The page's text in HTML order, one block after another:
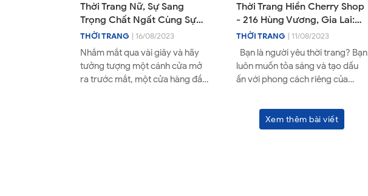
Thời Trang Nữ, Sự Sang
Trọng Chất Ngất Cùng Sự
Khó Cưỡng Khó Tin Ở Hiền
Cherry Shop 216 Hùng
Vương, Tp Pleiku, Tỉnh Gia Lai
THỜI TRANG | 16/08/2023
Nhắm mắt qua vài giây và hãy
tưởng tượng một cánh cửa mở
ra trước mắt, một cửa hàng đầy
Thời Trang Hiền Cherry Shop
- 216 Hùng Vương, Gia Lai:
Nơi đẳng cấp chạm ngưỡng
cái đẹp hoàn hảo
THỜI TRANG | 11/08/2023
Bạn là người yêu thời trang? Bạn
luôn muốn tỏa sáng và tạo dấu
ấn với phong cách riêng của
Xem thêm bài viết